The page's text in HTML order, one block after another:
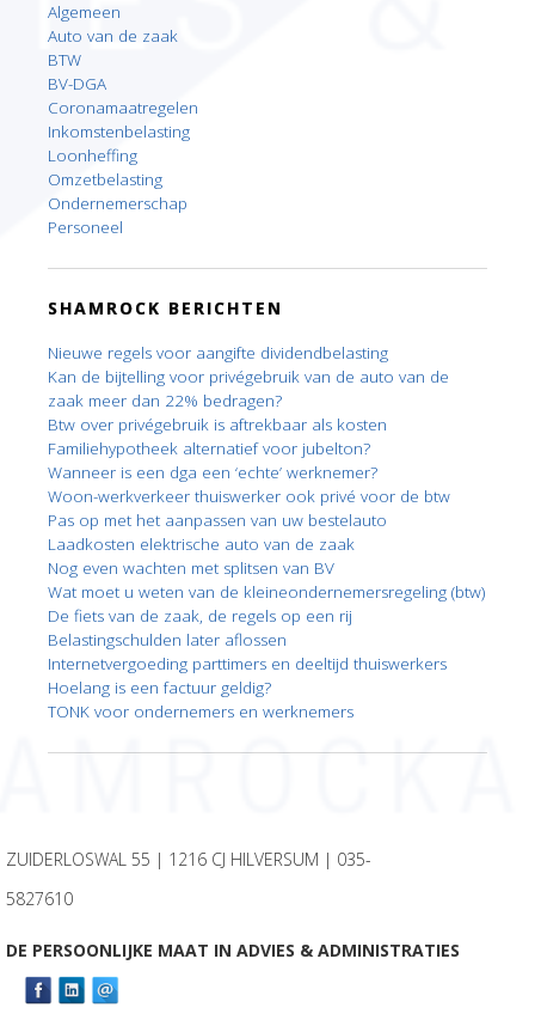
Algemeen
Auto van de zaak
BTW
BV-DGA
Coronamaatregelen
Inkomstenbelasting
Loonheffing
Omzetbelasting
Ondernemerschap
Personeel
SHAMROCK BERICHTEN
Nieuwe regels voor aangifte dividendbelasting
Kan de bijtelling voor privégebruik van de auto van de
zaak meer dan 22% bedragen?
Btw over privégebruik is aftrekbaar als kosten
Familiehypotheek alternatief voor jubelton?
Wanneer is een dga een ‘echte’ werknemer?
Woon-werkverkeer thuiswerker ook privé voor de btw
Pas op met het aanpassen van uw bestelauto
Laadkosten elektrische auto van de zaak
Nog even wachten met splitsen van BV
Wat moet u weten van de kleineondernemersregeling (btw)
De fiets van de zaak, de regels op een rij
Belastingschulden later aflossen
Internetvergoeding parttimers en deeltijd thuiswerkers
Hoelang is een factuur geldig?
TONK voor ondernemers en werknemers
ZUIDERLOSWAL 55 | 1216 CJ HILVERSUM | 035-
5827610
DE PERSOONLIJKE MAAT IN ADVIES & ADMINISTRATIES